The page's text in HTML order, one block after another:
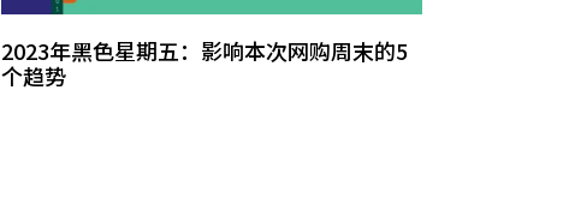
2023年黑色星期五：影响本次网购周末的5
个趋势